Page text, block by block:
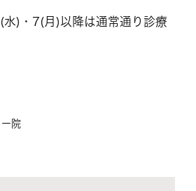
)・7(月)以降は通常通り診療
院